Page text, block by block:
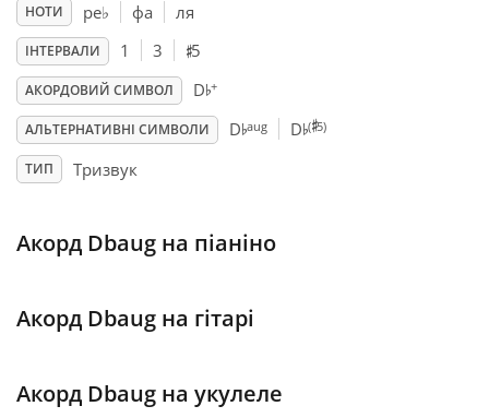
English
Español
НОТИ ре♭ фа ля
ІНТЕРВАЛИ 1 3 ♯5
АКОРДОВИЙ СИМВОЛ D♭+
АЛЬТЕРНАТИВНІ СИМВОЛИ D♭aug D♭(♯5)
ТИП Тризвук
Акорд Dbaug на піаніно
Акорд Dbaug на гітарі
Акорд Dbaug на укулеле